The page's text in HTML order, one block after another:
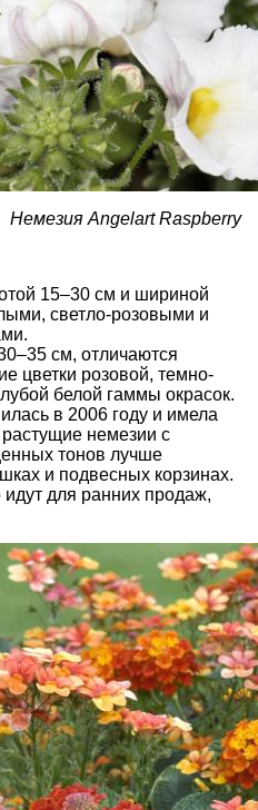
Немезия Angelart Raspberry
15–30 см и шириной
светло-розовыми и
см, отличаются
цветки розовой, темно-
белой гаммы окрасок.
в 2006 году и имела
немезии с
тонов лучше
и подвесных корзинах.
для ранних продаж,